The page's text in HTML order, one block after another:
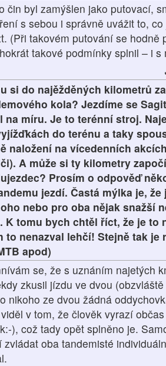
čin byl zamýšlen jako putovací,
s sebou i správně uvážit to,
(Při takovém putování se hodně
takové podmínky splnil – i s
si do najěžděných kilometrů
kola? Jezdíme se
na míru. Je to terénní stroj.
do terénu a taky
naložení na vícedenních
A může si ty kilometry
Prosím o odpověď
jezdí. Častá mýlka je,
nebo pro oba nějak snažší
K tomu bych chtěl říct, že je to
to nenazval lehčí! Stejně tak
apod)
se, že s uznáním najetých
zkusil jízdu ve dvou
nikoho ze dvou žádná
v tom, že člověk vyrazí
), což tady opět splněno je.
zvládat oba tandemisté